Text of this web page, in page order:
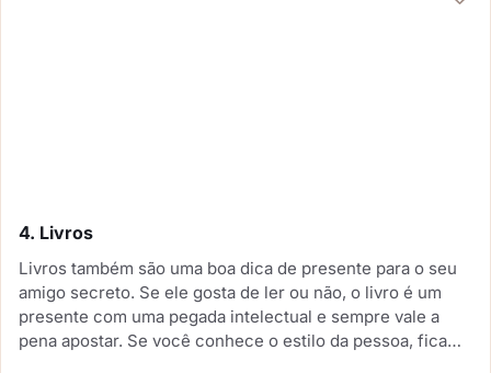
4. Livros
Livros também são uma boa dica de presente para o seu
amigo secreto. Se ele gosta de ler ou não, o livro é um
presente com uma pegada intelectual e sempre vale a
pena apostar. Se você conhece o estilo da pessoa, fica